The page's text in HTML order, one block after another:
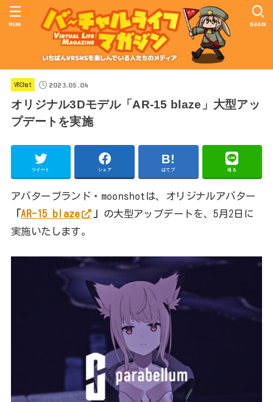
SEARCH
MENU
VRChat 2023.05.04
オリジナル3Dモデル「AR-15 blaze」大型アッ
プデートを実施
ツイート シェア はてブ 送る
アバターブランド・moonshotは、オリジナルアバター
「AR-15 blaze
の大型アップデートを、5月2日に
実施いたします。